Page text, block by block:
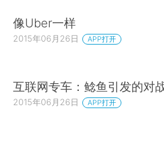
像Uber一样
2015年06月26日 APP打开
互联网专车：鲶鱼引发的对
2015年06月26日 APP打开